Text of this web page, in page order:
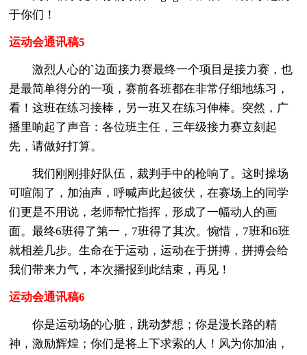
于你们！
运动会通讯稿5
激烈人心的`边面接力赛最终一个项目是接力赛，也
是最简单得分的一项，赛前各班都在非常仔细地练习，
看！这班在练习接棒，另一班又在练习伸棒。突然，广
播里响起了声音：各位班主任，三年级接力赛立刻起
先，请做好打算。
我们刚刚排好队伍，裁判手中的枪响了。这时操场
可喧闹了，加油声，呼喊声此起彼伏，在赛场上的同学
们更是不用说，老师帮忙指挥，形成了一幅动人的画
面。最终6班得了第一，7班得了其次。惋惜，7班和6班
就相差几步。生命在于运动，运动在于拼搏，拼搏会给
我们带来力气，本次播报到此结束，再见！
运动会通讯稿6
你是运动场的心脏，跳动梦想；你是漫长路的精
神，激励辉煌；你们是将上下求索的人！风为你加油，